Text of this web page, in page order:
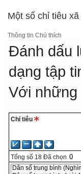
Một số chỉ tiêu
Thông tin Chú thích
Đánh dấu
dạng tập
Với
Chỉ tiêu
Tổng số 18 Đã chọn